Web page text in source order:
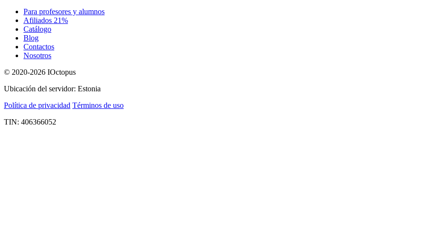
Para profesores y alumnos
Afiliados 21%
Catálogo
Blog
Contactos
Nosotros
© 2020-2026 IOctopus
Ubicación del servidor: Estonia
Política de privacidad Términos de uso
TIN: 406366052